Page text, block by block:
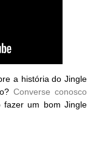
a história do Jingle
Converse conosco
fazer um bom Jingle